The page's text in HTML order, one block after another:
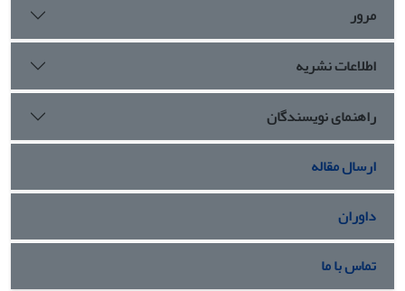
مرور
اطلاعات نشریه
راهنمای نویسندگان
ارسال مقاله
داوران
تماس با ما